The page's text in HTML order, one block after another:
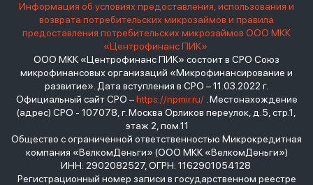
Информация об условиях предоставления, использования и
возврата потребительских микрозаймов и правила
предоставления потребительских микрозаймов ООО МКК
«Центрофинанс ПИК»
ООО МКК «Центрофинанс ПИК» состоит в СРО Союз
микрофинансовых организаций «Микрофинансирование и
развитие». Дата вступления в СРО – 11.03.2022 г.
Официальный сайт СРО –https://npmir.ru/. Местонахождение
(адрес) СРО - 107078, г. Москва Орликов переулок, д.5, стр.1,
этаж 2, пом.11
Общество с ограниченной ответственностью Микрокредитная
компания «ВелкомДеньги» (ООО МКК «ВелкомДеньги»)
ИНН: 2902082527, ОГРН: 1162901054128
Регистрационный номер записи в государственном реестре